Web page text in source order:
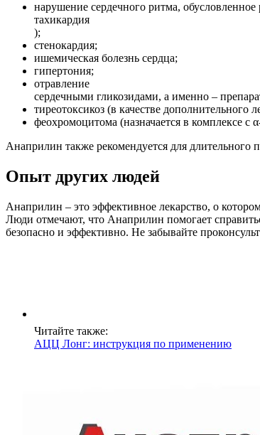
нарушение сердечного ритма,
тахикардия
);
стенокардия;
ишемическая болезнь сердца;
гипертония;
отравление
сердечными гликозидами, а именно –
тиреотоксикоз (в качестве дополнительного
феохромоцитома (назначается в комплексе с
Анаприлин также рекомендуется для длительного
Опыт других людей
Анаприлин – это эффективное лекарство, о
Люди отмечают, что Анаприлин помогает
безопасно и эффективно. Не забывайте
Читайте также:
АЦЦ Лонг: инструкция по применению